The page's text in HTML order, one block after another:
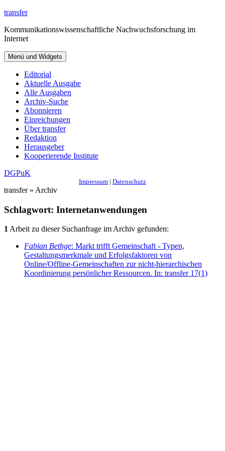
Zum
springen
transfer
Kommunikationswissenschaftliche Nachwuchsforschung im
Internet
Menü und Widgets
Editorial
Aktuelle Ausgabe
Alle Ausgaben
Archiv-Suche
Abonnieren
Einreichungen
Über transfer
Redaktion
Herausgeber
Kooperierende Institute
DGPuK
Impressum | Datenschutz
transfer » Archiv
Schlagwort: Internetanwendungen
1Arbeit zu dieser Suchanfrage im Archiv gefunden:
Fabian Bethge: Markt trifft Gemeinschaft - Typen,
Gestaltungsmerkmale und Erfolgsfaktoren von
Online/Offline-Gemeinschaften zur nicht-hierarchischen
Koordinierung persönlicher Ressourcen. In: transfer 17(1)